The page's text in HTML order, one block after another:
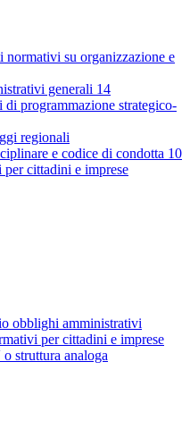
normativi su organizzazione e
generali 14
di programmazione strategico-
regionali
e codice di condotta 10
cittadini e imprese
obblighi amministrativi
per cittadini e imprese
struttura analoga